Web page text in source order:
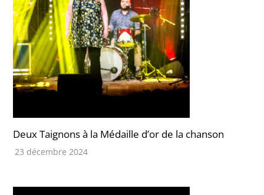
Deux Taignons à la Médaille d’or de la chanson
23 décembre 2024